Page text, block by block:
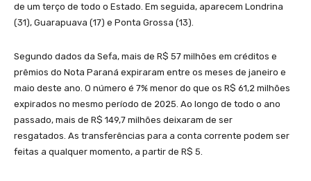
de um terço de todo o Estado. Em seguida, aparecem Londrina
(31), Guarapuava (17) e Ponta Grossa (13).
Segundo dados da Sefa, mais de R$ 57 milhões em créditos e
prêmios do Nota Paraná expiraram entre os meses de janeiro e
maio deste ano. O número é 7% menor do que os R$ 61,2 milhões
expirados no mesmo período de 2025. Ao longo de todo o ano
passado, mais de R$ 149,7 milhões deixaram de ser
resgatados. As transferências para a conta corrente podem ser
feitas a qualquer momento, a partir de R$ 5.